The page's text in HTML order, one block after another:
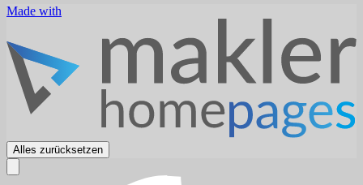
Made with
Alles zurücksetzen